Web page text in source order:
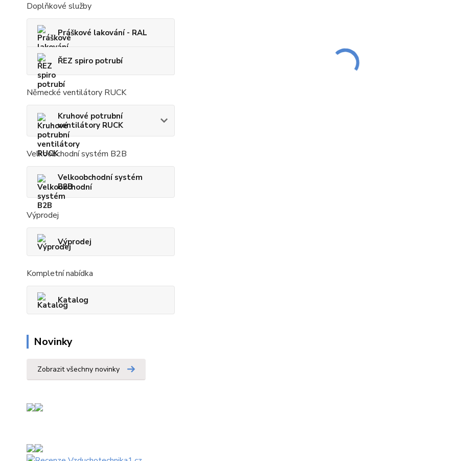
Doplňkové služby
Práškové lakování - RAL
ŘEZ spiro potrubí
Německé ventilátory RUCK
Kruhové potrubní
ventilátory RUCK
Velkoobchodní systém B2B
Velkoobchodní systém
B2B
Výprodej
Výprodej
Kompletní nabídka
Katalog
Novinky
Zobrazit všechny novinky